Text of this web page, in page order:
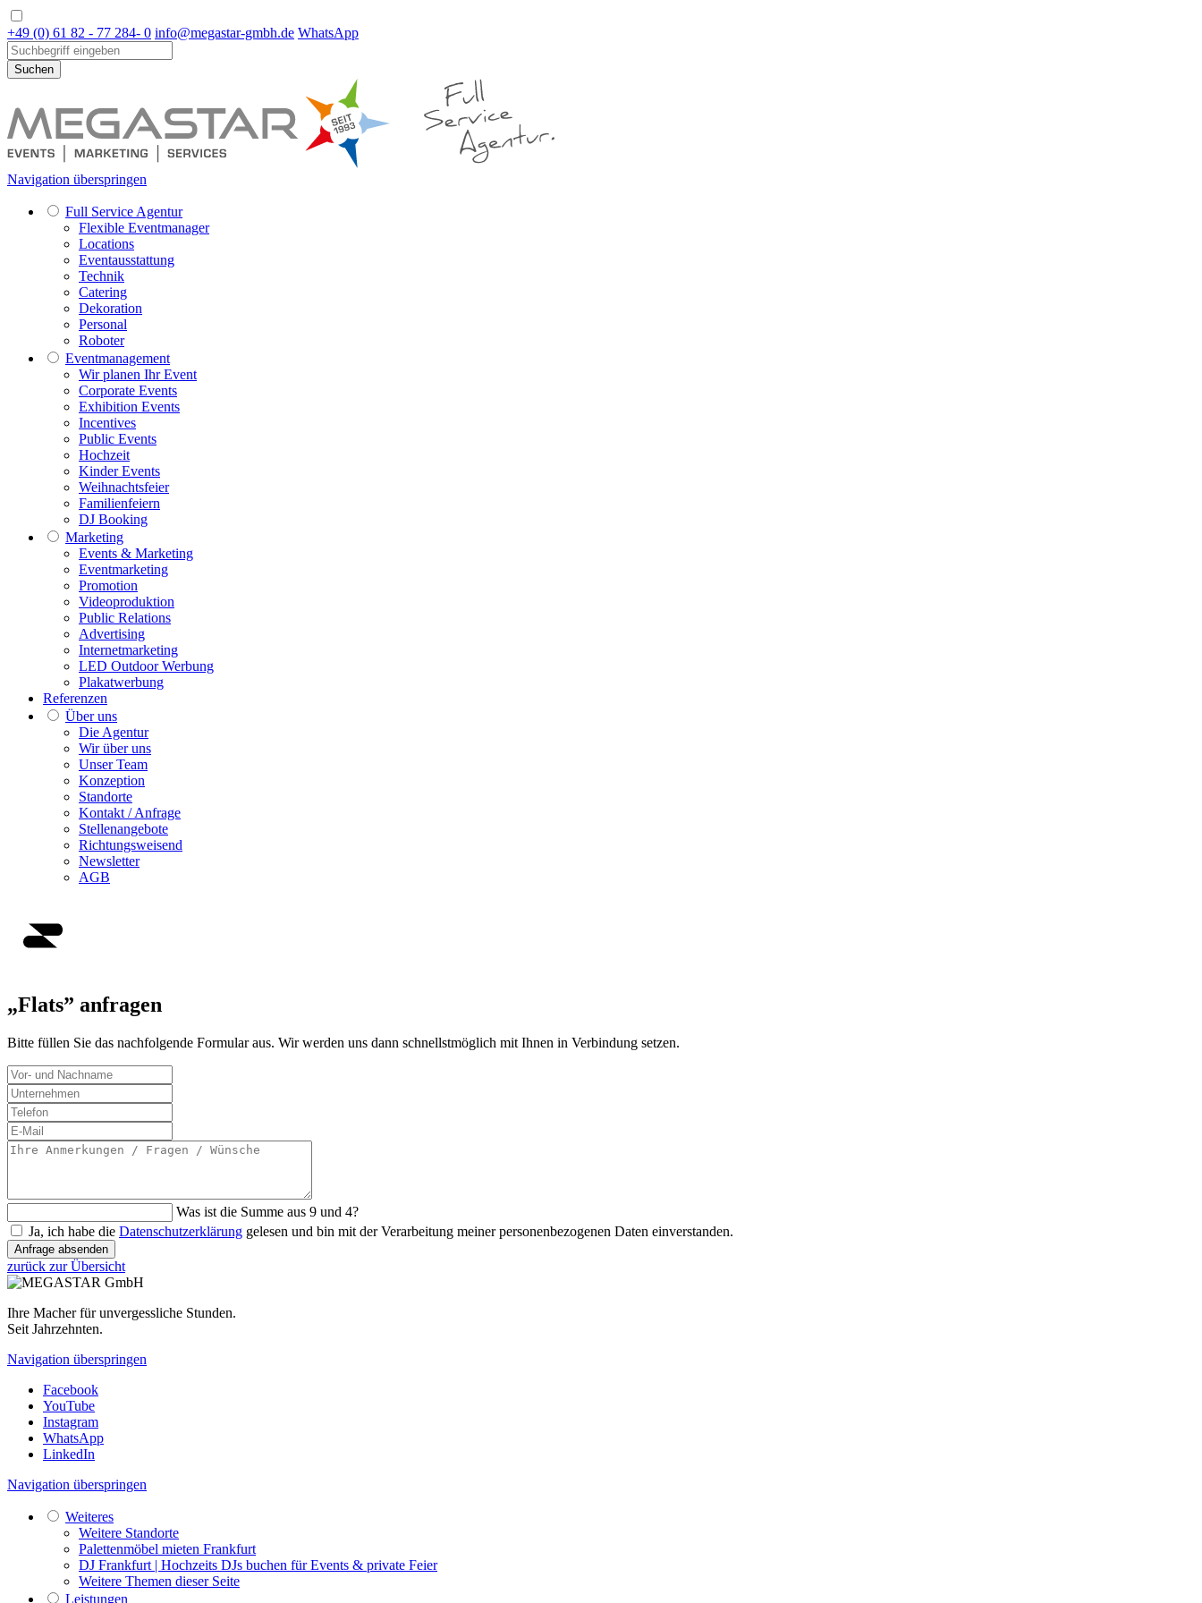
+49 (0) 61 82 - 77 284- 0 info@megastar-gmbh.de WhatsApp
Suchen
Navigation überspringen
Full Service Agentur
Flexible Eventmanager
Locations
Eventausstattung
Technik
Catering
Dekoration
Personal
Roboter
Eventmanagement
Wir planen Ihr Event
Corporate Events
Exhibition Events
Incentives
Public Events
Hochzeit
Kinder Events
Weihnachtsfeier
Familienfeiern
DJ Booking
Marketing
Events & Marketing
Eventmarketing
Promotion
Videoproduktion
Public Relations
Advertising
Internetmarketing
LED Outdoor Werbung
Plakatwerbung
Referenzen
Über uns
Die Agentur
Wir über uns
Unser Team
Konzeption
Standorte
Kontakt / Anfrage
Stellenangebote
Richtungsweisend
Newsletter
AGB
„Flats” anfragen
Bitte füllen Sie das nachfolgende Formular aus. Wir werden uns dann schnellstmöglich mit Ihnen in Verbindung setzen.
Was ist die Summe aus 9 und 4?
Ja, ich habe die Datenschutzerklärung gelesen und bin mit der Verarbeitung meiner personenbezogenen Daten einverstanden.
Anfrage absenden
zurück zur Übersicht
Ihre Macher für unvergessliche Stunden.
Seit Jahrzehnten.
Navigation überspringen
Facebook
YouTube
Instagram
WhatsApp
LinkedIn
Navigation überspringen
Weiteres
Weitere Standorte
Palettenmöbel mieten Frankfurt
DJ Frankfurt | Hochzeits DJs buchen für Events & private Feier
Weitere Themen dieser Seite
Leistungen